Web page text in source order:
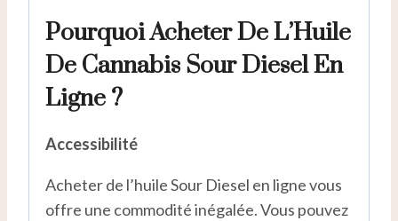
Pourquoi Acheter De L’Huile
De Cannabis Sour Diesel En
Ligne ?
Accessibilité
Acheter de l’huile Sour Diesel en ligne vous
offre une commodité inégalée. Vous pouvez